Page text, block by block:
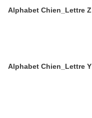
Alphabet Chien_Lettre Z
Alphabet Chien_Lettre Y